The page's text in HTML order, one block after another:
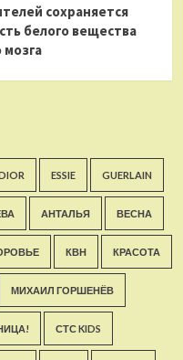
сохраняется
белого вещества
мозга
ESSIE GUERLAIN
АНТАЛЬЯ ВЕСНА
КВН КРАСОТА
МИХАИЛ ГОРШЕНЁВ
СТС KIDS